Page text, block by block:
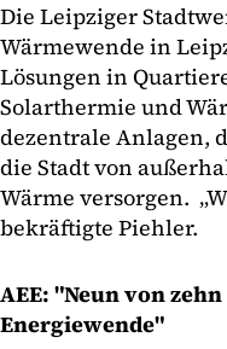
Die Leipziger
Wärmewende in
Lösungen in
Solarthermie und
dezentrale Anlagen,
die Stadt von
Wärme versorgen.
bekräftigte Piehler.
AEE: "Neun von
Energiewende"